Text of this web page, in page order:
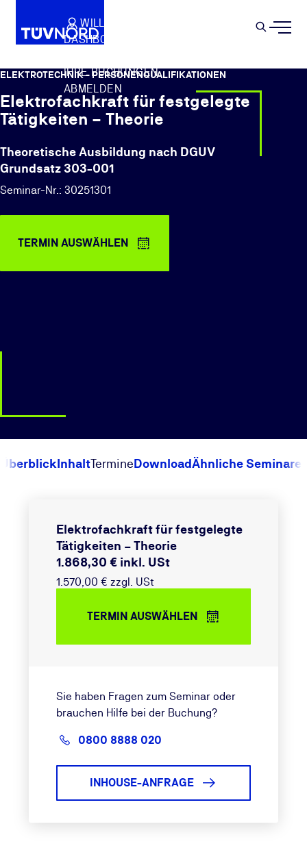
Springe zum Hauptinhalt
WILLKOMMEN
DASHBOARD
IHRE BUCHUNGEN
ABMELDEN
ELEKTROTECHNIK - PERSONENQUALIFIKATIONEN
Elektrofachkraft für festgelegte
Tätigkeiten – Theorie
Theoretische Ausbildung nach DGUV
Grundsatz 303-001
Seminar-Nr.: 30251301
TERMIN AUSWÄHLEN
ÜberblickInhaltTermineDownloadÄhnliche Seminare
Elektrofachkraft für festgelegte
Tätigkeiten – Theorie
1.868,30 € inkl. USt
1.570,00 € zzgl. USt
TERMIN AUSWÄHLEN
Sie haben Fragen zum Seminar oder
brauchen Hilfe bei der Buchung?
0800 8888 020
INHOUSE-ANFRAGE